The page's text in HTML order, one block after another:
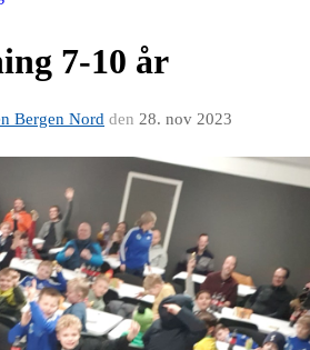
7-10 år
Bergen Nord den 28. nov 2023